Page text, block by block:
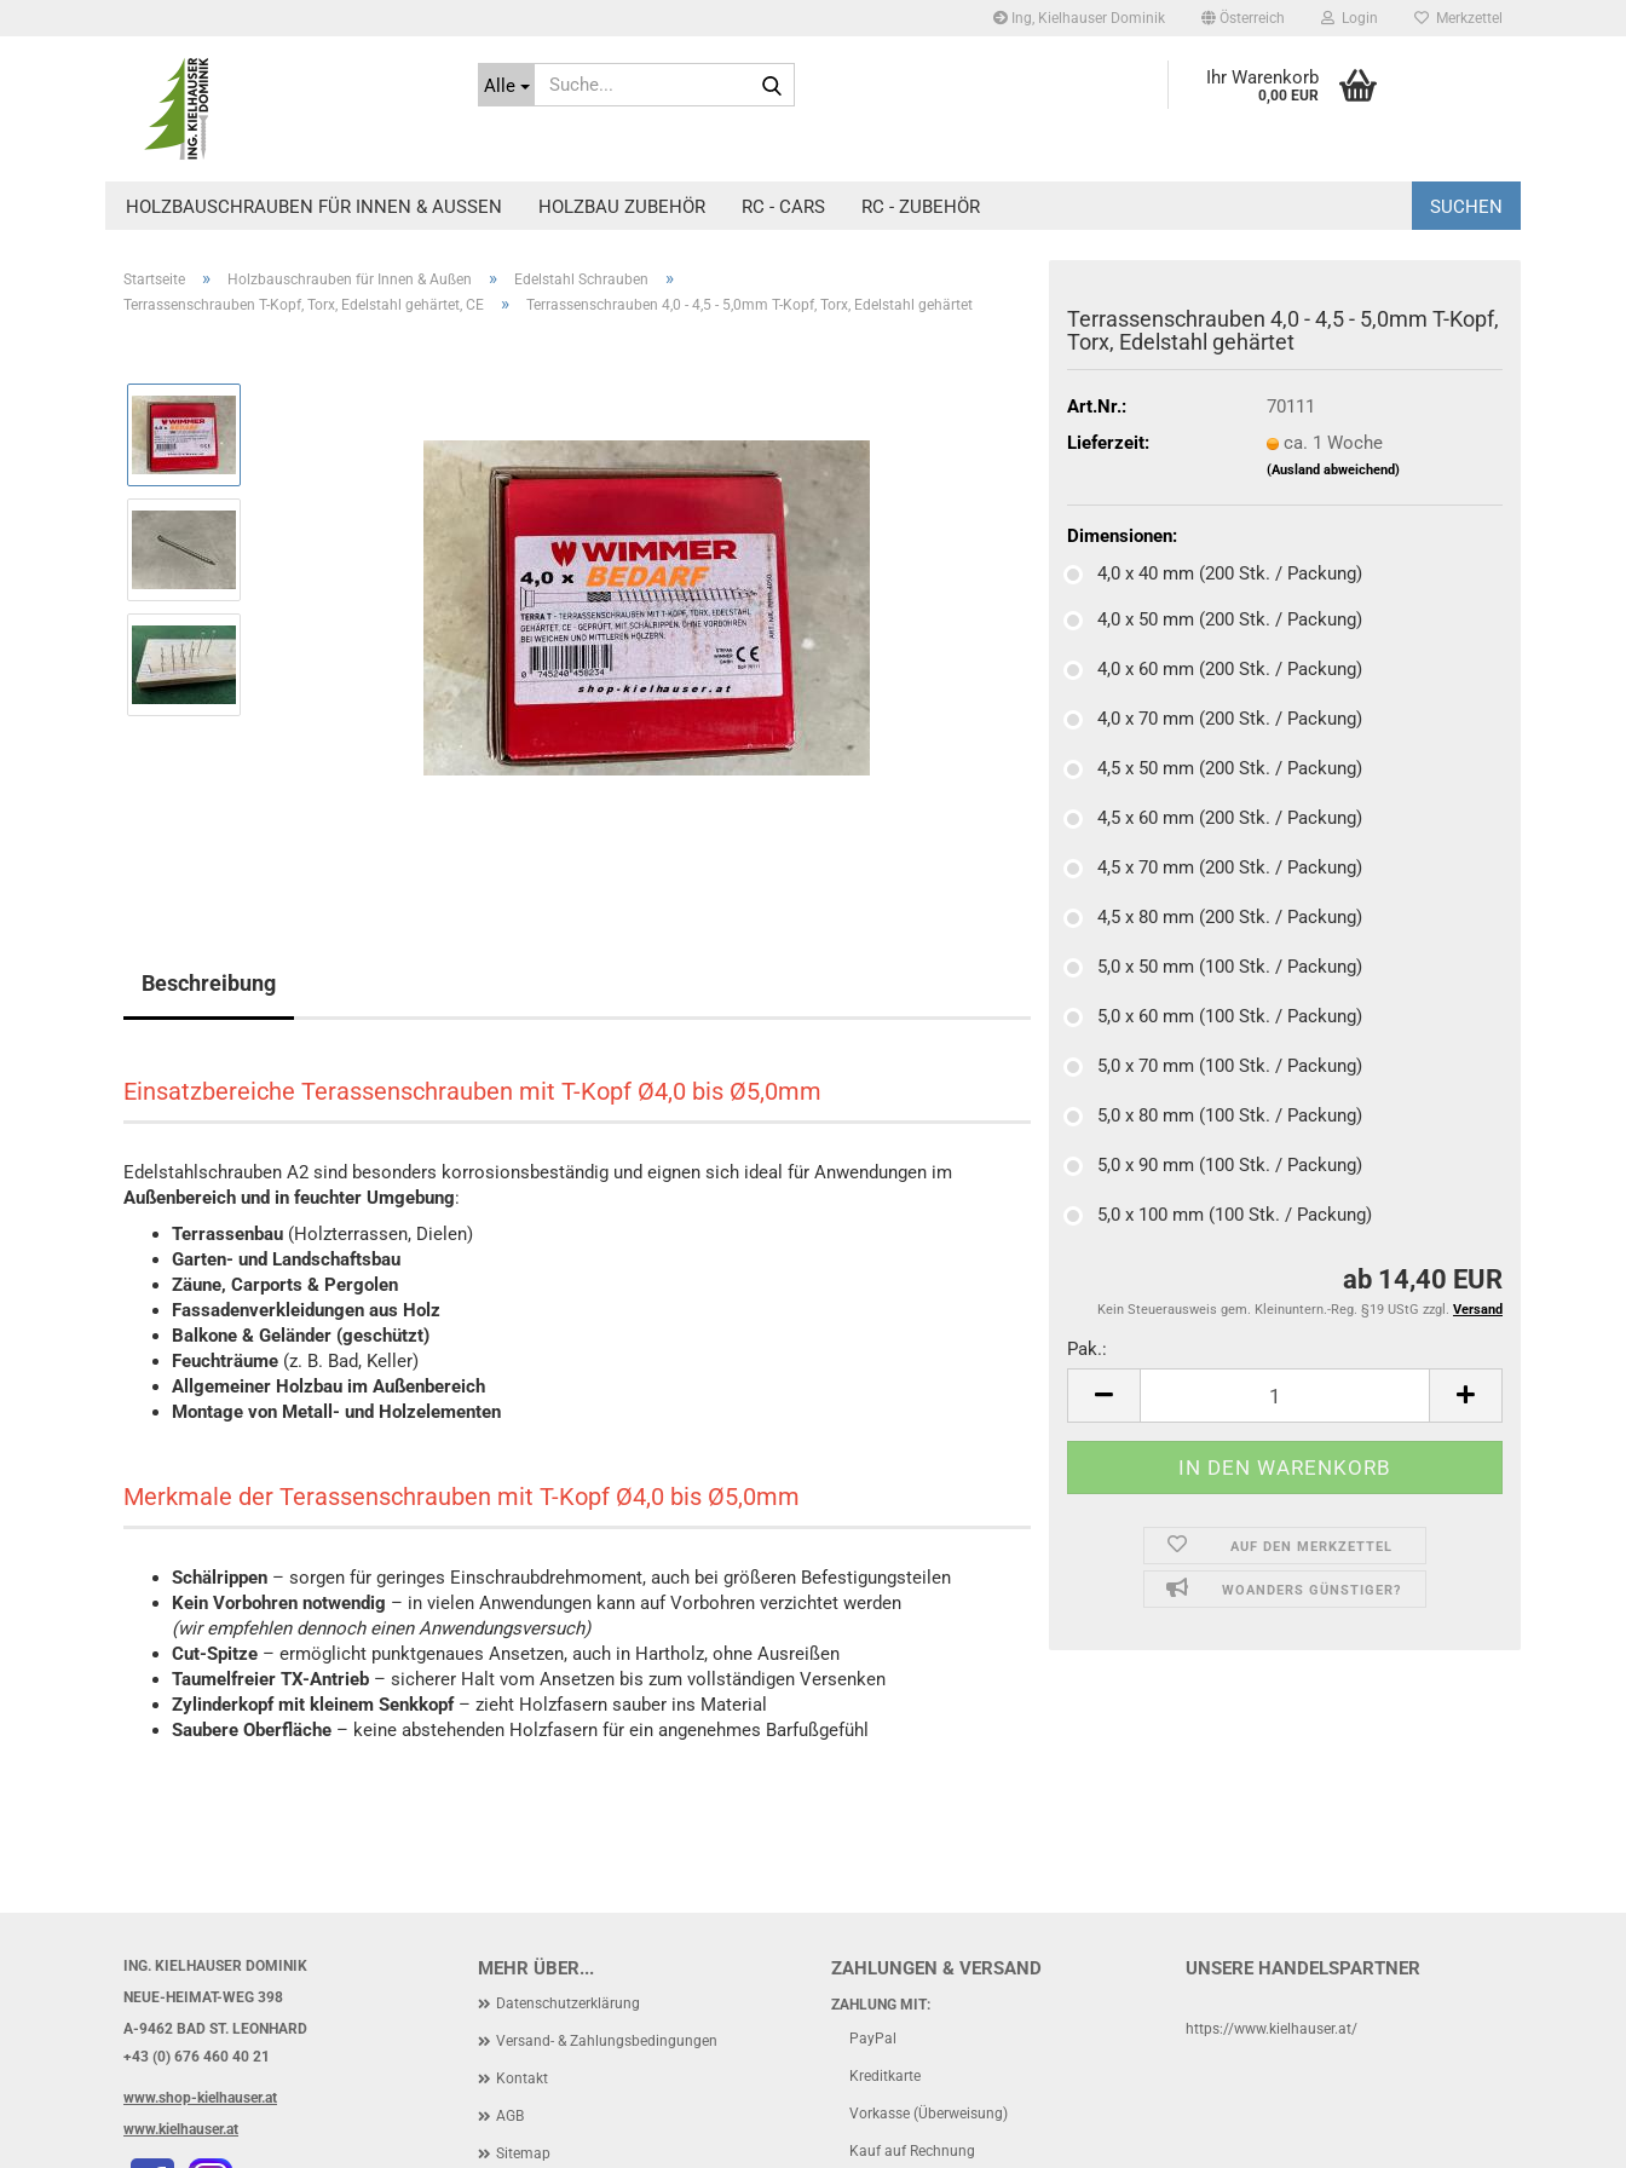
Ing, Kielhauser Dominik Österreich Login Merkzettel
Alle Ihr Warenkorb
0,00 EUR
HOLZBAUSCHRAUBEN FÜR INNEN & AUSSEN HOLZBAU ZUBEHÖR RC - CARS RC - ZUBEHÖR SUCHEN
Startseite » Holzbauschrauben für Innen & Außen » Edelstahl Schrauben »
Terrassenschrauben T-Kopf, Torx, Edelstahl gehärtet, CE » Terrassenschrauben 4,0 - 4,5 - 5,0mm T-Kopf, Torx, Edelstahl gehärtet
Terrassenschrauben 4,0 - 4,5 - 5,0mm T-Kopf,
Torx, Edelstahl gehärtet
Art.Nr.:
70111
Lieferzeit:
ca. 1 Woche
(Ausland abweichend)
Dimensionen:
4,0 x 40 mm (200 Stk. / Packung)
4,0 x 50 mm (200 Stk. / Packung)
4,0 x 60 mm (200 Stk. / Packung)
4,0 x 70 mm (200 Stk. / Packung)
4,5 x 50 mm (200 Stk. / Packung)
4,5 x 60 mm (200 Stk. / Packung)
4,5 x 70 mm (200 Stk. / Packung)
4,5 x 80 mm (200 Stk. / Packung)
5,0 x 50 mm (100 Stk. / Packung)
5,0 x 60 mm (100 Stk. / Packung)
5,0 x 70 mm (100 Stk. / Packung)
5,0 x 80 mm (100 Stk. / Packung)
5,0 x 90 mm (100 Stk. / Packung)
5,0 x 100 mm (100 Stk. / Packung)
ab 14,40 EUR
Kein Steuerausweis gem. Kleinuntern.-Reg. §19 UStG zzgl. Versand
Pak.:
Pak.
AUF DEN MERKZETTEL
WOANDERS GÜNSTIGER?
Beschreibung
Einsatzbereiche Terassenschrauben mit T-Kopf Ø4,0 bis Ø5,0mm
Edelstahlschrauben A2 sind besonders korrosionsbeständig und eignen sich ideal für Anwendungen im
Außenbereich und in feuchter Umgebung:
Terrassenbau (Holzterrassen, Dielen)
Garten- und Landschaftsbau
Zäune, Carports & Pergolen
Fassadenverkleidungen aus Holz
Balkone & Geländer (geschützt)
Feuchträume (z. B. Bad, Keller)
Allgemeiner Holzbau im Außenbereich
Montage von Metall- und Holzelementen
Merkmale der Terassenschrauben mit T-Kopf Ø4,0 bis Ø5,0mm
Schälrippen – sorgen für geringes Einschraubdrehmoment, auch bei größeren Befestigungsteilen
Kein Vorbohren notwendig – in vielen Anwendungen kann auf Vorbohren verzichtet werden
(wir empfehlen dennoch einen Anwendungsversuch)
Cut-Spitze – ermöglicht punktgenaues Ansetzen, auch in Hartholz, ohne Ausreißen
Taumelfreier TX-Antrieb – sicherer Halt vom Ansetzen bis zum vollständigen Versenken
Zylinderkopf mit kleinem Senkkopf– zieht Holzfasern sauber ins Material
Saubere Oberfläche – keine abstehenden Holzfasern für ein angenehmes Barfußgefühl
MEHR ÜBER...
Datenschutzerklärung
Versand- & Zahlungsbedingungen
Kontakt
AGB
Sitemap
ZAHLUNGEN & VERSAND
ZAHLUNG MIT:
PayPal
Kreditkarte
Vorkasse (Überweisung)
Kauf auf Rechnung
UNSERE HANDELSPARTNER
https://www.kielhauser.at/
ING. KIELHAUSER DOMINIK
NEUE-HEIMAT-WEG 398
A-9462 BAD ST. LEONHARD
+43 (0) 676 460 40 21
www.shop-kielhauser.at
www.kielhauser.at